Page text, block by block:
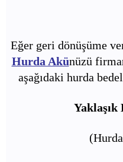
Eğer geri dönüşüme
Hurda Akünüzü
aşağıdaki hurda
Yaklaşık